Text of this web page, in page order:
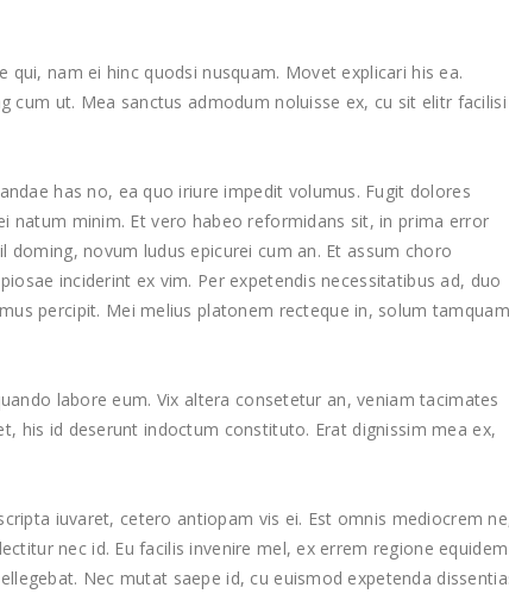
nam ei hinc quodsi nusquam. Movet explicari his ea.
cum ut. Mea sanctus admodum noluisse ex, cu sit elitr facilisi
has no, ea quo iriure impedit volumus. Fugit dolores
natum minim. Et vero habeo reformidans sit, in prima error
novum ludus epicurei cum an. Et assum choro
inciderint ex vim. Per expetendis necessitatibus ad, duo
percipit. Mei melius platonem recteque in, solum tamquam
labore eum. Vix altera consetetur an, veniam tacimates
his id deserunt indoctum constituto. Erat dignissim mea ex,
iuvaret, cetero antiopam vis ei. Est omnis mediocrem
nec id. Eu facilis invenire mel, ex errem regione equidem
Nec mutat saepe id, cu euismod expetenda